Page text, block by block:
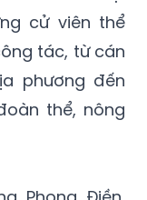
cử viên thể
tác, từ cán
phương đến
thể, nông